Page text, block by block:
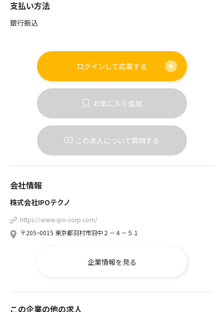
支払い方法
銀行振込
ログインして応募する
お気に入り追加
この求人について質問する
会社情報
株式会社IPOテクノ
https://www.ipo-corp.com/
〒205ｰ0015 東京都羽村市羽中２－４－５１
企業情報を見る
この企業の他の求人